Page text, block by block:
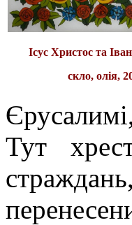
Iсус Христос та
скло, олiя,
Тут